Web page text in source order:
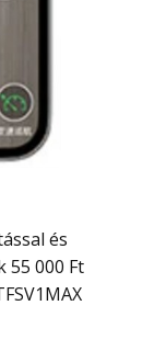
55 000 Ft